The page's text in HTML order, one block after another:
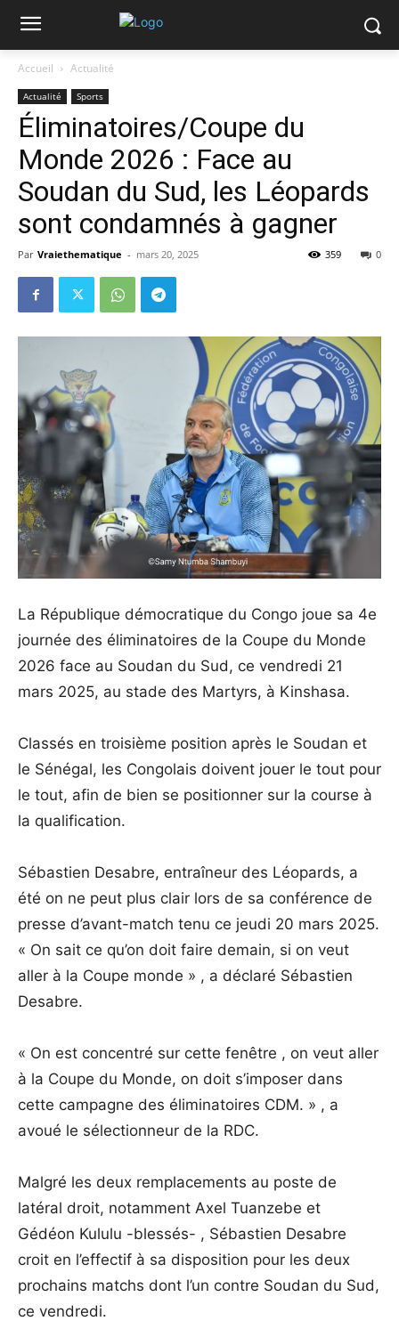
Accueil Actualité
Actualité Sports
Éliminatoires/Coupe du
Monde 2026 : Face au
Soudan du Sud, les Léopards
sont condamnés à gagner
Par Vraiethematique - mars 20, 2025 0
359
La République démocratique du Congo joue sa 4e
journée des éliminatoires de la Coupe du Monde
2026 face au Soudan du Sud, ce vendredi 21
mars 2025, au stade des Martyrs, à Kinshasa.
Classés en troisième position après le Soudan et
le Sénégal, les Congolais doivent jouer le tout pour
le tout, afin de bien se positionner sur la course à
la qualification.
Sébastien Desabre, entraîneur des Léopards, a
été on ne peut plus clair lors de sa conférence de
presse d’avant-match tenu ce jeudi 20 mars 2025.
« On sait ce qu’on doit faire demain, si on veut
aller à la Coupe monde » , a déclaré Sébastien
Desabre.
« On est concentré sur cette fenêtre , on veut aller
à la Coupe du Monde, on doit s’imposer dans
cette campagne des éliminatoires CDM. » , a
avoué le sélectionneur de la RDC.
Malgré les deux remplacements au poste de
latéral droit, notamment Axel Tuanzebe et
Gédéon Kululu -blessés- , Sébastien Desabre
croit en l’effectif à sa disposition pour les deux
prochains matchs dont l’un contre Soudan du Sud,
ce vendredi.